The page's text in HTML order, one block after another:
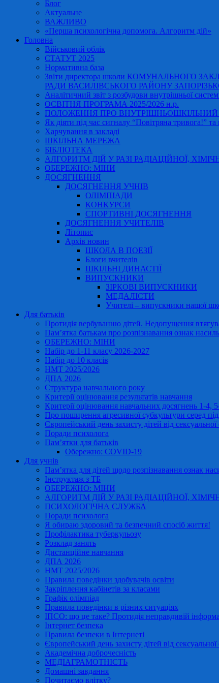
Блог
Актуальне
ВАЖЛИВО
«Перша психологічна допомога. Алгоритм дій»
Головна
Військовий облік
СТАТУТ 2025
Нормативна база
Звіти директора школи КОМУНАЛЬНОГО
РАДИ ВАСИЛІВСЬКОГО РАЙОНУ ЗАПОРІЗЬКОЇ
Аналітичний звіт з розбудови внутрішньої
ОСВІТНЯ ПРОГРАМА 2025/2026 н.р.
ПОЛОЖЕННЯ ПРО ВНУТРІШНЬОШКІЛЬНИЙ
Як діяти під час сигналу “Повітряна тривога!” та
Харчування в закладі
ШКІЛЬНА МЕРЕЖА
БІБЛІОТЕКА
АЛГОРИТМ ДІЙ У РАЗІ РАДІАЦІЙНОЇ,
ОБЕРЕЖНО: МІНИ
ДОСЯГНЕННЯ
ДОСЯГНЕННЯ УЧНІВ
ОЛІМПІАДИ
КОНКУРСИ
СПОРТИВНІ ДОСЯГНЕННЯ
ДОСЯГНЕННЯ УЧИТЕЛІВ
Літопис
Архів новин
ШКОЛА В ПОЕЗІЇ
Блоги вчителів
ШКІЛЬНІ ДИНАСТІЇ
ВИПУСКНИКИ
ЗІРКОВІ ВИПУСКНИКИ
МЕДАЛІСТИ
Учителі – випускники нашої
Для батьків
Протидія вербуванню дітей. Недопущення
Пам’ятка батькам про розпізнавання ознак
ОБЕРЕЖНО: МІНИ
Набір до 1-11 класу 2026-2027
Набір до 10 класів
НМТ 2025/2026
ДПА 2026
Структура навчального року
Критерії оцінювання результатів навчання
Критерії оцінювання навчальних досягнень 1-
Про поширення агресивної субкультури серед
Європейський день захисту дітей від сексуальної
Поради психолога
Пам’ятки для батьків
Обережно: COVID-19
Для учнів
Пам’ятка для дітей щодо розпізнавання ознак
Інструктаж з ТБ
ОБЕРЕЖНО: МІНИ
АЛГОРИТМ ДІЙ У РАЗІ РАДІАЦІЙНОЇ,
ПСИХОЛОГІЧНА СЛУЖБА
Поради психолога
Я обираю здоровий та безпечний спосіб життя!
Профілактика туберкульозу
Розклад занять
Дистанційне навчання
ДПА 2026
НМТ 2025/2026
Правила поведінки здобувачів освіти
Закріплення кабінетів за класами
Графік олімпіад
Правила поведінки в різних ситуаціях
ІПСО: що це таке? Протидія неправдивій
Інтернет безпека
Правила безпеки в Інтернеті
Європейський день захисту дітей від сексуальної
Академічна доброчесність
МЕДІАГРАМОТНІСТЬ
Домашні завдання
Почитаємо влітку?